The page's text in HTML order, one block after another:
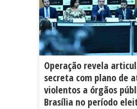
Operação revela
secreta com plano de
violentos a órgãos
Brasília no período